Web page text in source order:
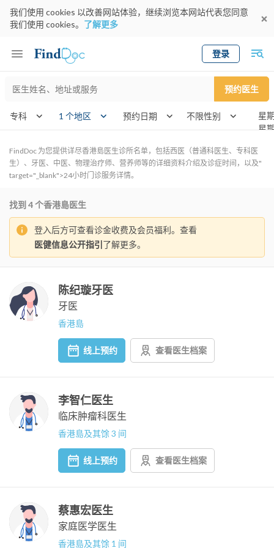
我们使用 cookies 以改善网站体验，继续浏览本网站代表您同意
我们使用 cookies。 了解更多
登录
Keyword 预约医生
专科 1 个地区 预约日期
FindDoc 为您提供详尽香港島医生诊所名单，包括西医（普通科医生、专科医
生）、牙医、中医、物理治疗师、营养师等的详细资料介绍及诊症时间，以及"
target="_blank">24小时门诊服务详情。
找到 4个香港島医生
登入后方可查看诊金收费及会员福利。查看
医健信息公开指引 了解更多。
陈纪璇牙医
牙医
香港島
线上预约 查看医生档案
李智仁医生
临床肿瘤科医生
香港島及其馀 3 间
线上预约 查看医生档案
蔡惠宏医生
家庭医学医生
香港島及其馀 1 间